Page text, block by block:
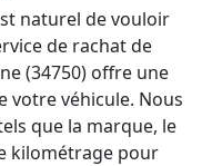
naturel de vouloir
de rachat de
(34750) offre une
votre véhicule. Nous
que la marque, le
kilométrage pour